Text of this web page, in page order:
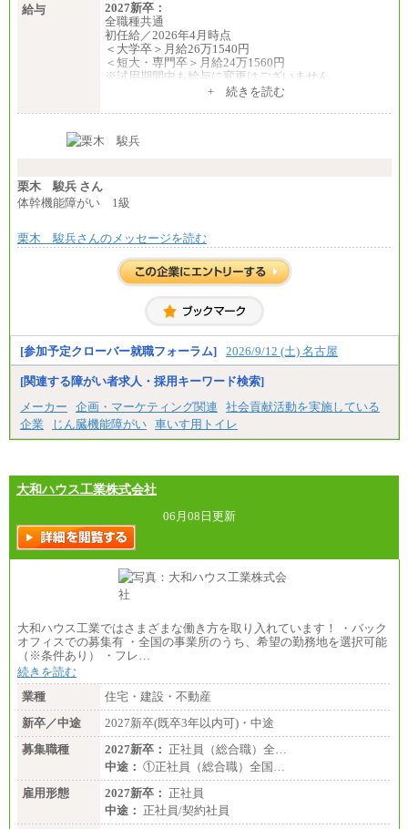
給与
2027新卒：
全職種共通
初任給／2026年4月時点
＜大学卒＞月給26万1540円
＜短大・専門卒＞月給24万1560円
※試用期間中も給与に変更はございません
月給24万円～
※試用期間中も給与に変更はございません
+ 続きを読む
栗木 駿兵 さん
体幹機能障がい 1級
栗木 駿兵さんのメッセージを読む
[参加予定クローバー就職フォーラム] 2026/9/12 (土) 名古屋
[関連する障がい者求人・採用キーワード検索]
メーカー
企画・マーケティング関連
社会貢献活動を実施している
企業
じん臓機能障がい 車いす用トイレ
大和ハウス工業株式会社
06月08日更新
大和ハウス工業ではさまざまな働き方を取り入れています！ ・バック
オフィスでの募集有 ・全国の事業所のうち、希望の勤務地を選択可能
（※条件あり） ・フレ…
続きを読む
業種
住宅・建設・不動産
新卒／中途
2027新卒(既卒3年以内可)・中途
募集職種
2027新卒： 正社員（総合職）全…
中途： ①正社員（総合職）全国…
雇用形態
2027新卒： 正社員
中途： 正社員/契約社員